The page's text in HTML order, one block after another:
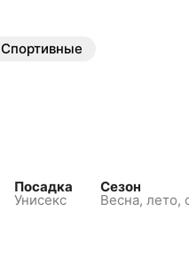
Спортивные
Посадка
Унисекс
Сезон
Весна, лето,